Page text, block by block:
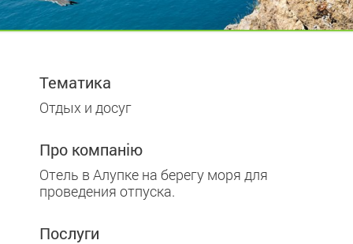
Тематика
Отдых и досуг
Про компанію
Отель в Алупке на берегу моря для
проведения отпуска.
Послуги